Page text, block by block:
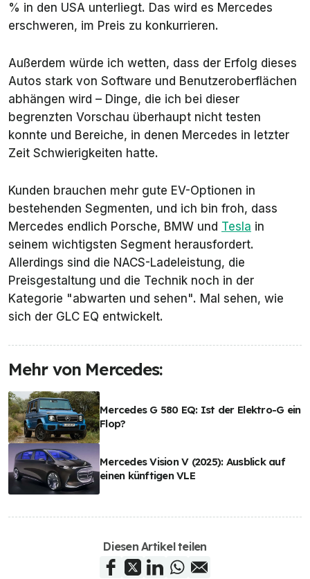
% in den USA unterliegt. Das wird es Mercedes
erschweren, im Preis zu konkurrieren.
Außerdem würde ich wetten, dass der Erfolg dieses
Autos stark von Software und Benutzeroberflächen
abhängen wird – Dinge, die ich bei dieser
begrenzten Vorschau überhaupt nicht testen
konnte und Bereiche, in denen Mercedes in letzter
Zeit Schwierigkeiten hatte.
Kunden brauchen mehr gute EV-Optionen in
bestehenden Segmenten, und ich bin froh, dass
Mercedes endlich Porsche, BMW und Tesla in
seinem wichtigsten Segment herausfordert.
Allerdings sind die NACS-Ladeleistung, die
Preisgestaltung und die Technik noch in der
Kategorie "abwarten und sehen". Mal sehen, wie
sich der GLC EQ entwickelt.
Mehr von Mercedes:
Mercedes G 580 EQ: Ist der Elektro-G ein
Flop?
Mercedes Vision V (2025): Ausblick auf
einen künftigen VLE
Diesen Artikel teilen